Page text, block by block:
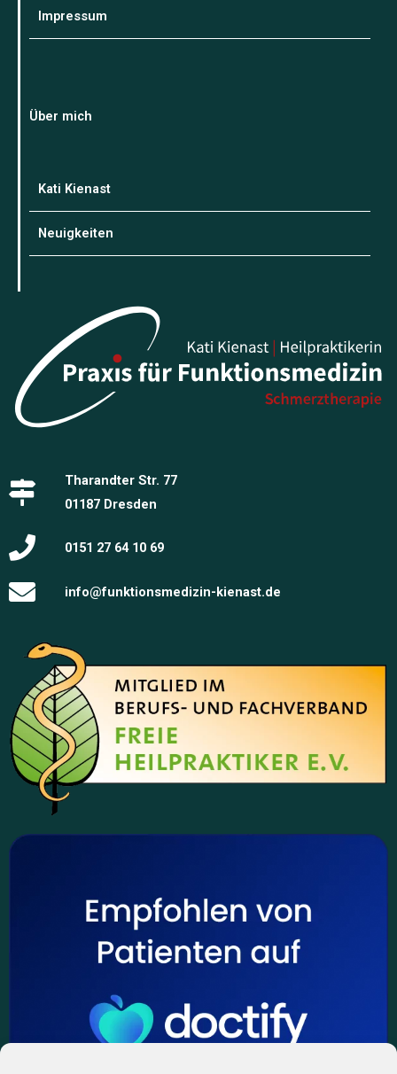
Impressum
Über mich
Kati Kienast
Neuigkeiten
Tharandter Str. 77
01187 Dresden
0151 27 64 10 69
info@funktionsmedizin-kienast.de